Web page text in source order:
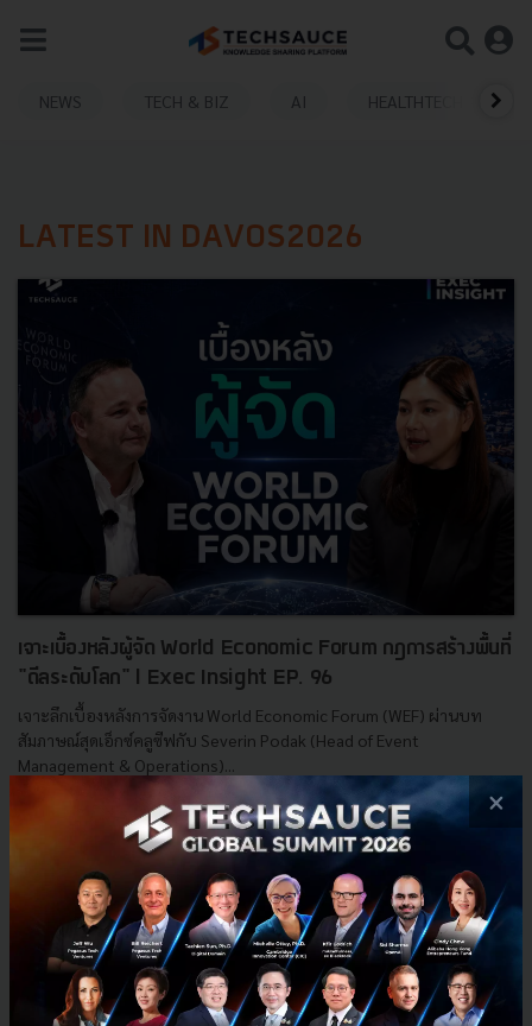
NEWS TECH & BIZ AI HEALTHTECH
LATEST IN DAVOS2026
เจาะเบื้องหลังผู้จัด World Economic Forum กฎการสร้างพื้นที่
"ดีลระดับโลก" l Exec Insight EP. 96
เจาะลึกเบื้องหลังการจัดงาน World Economic Forum (WEF) ผ่านบท
สัมภาษณ์สุดเอ็กซ์คลูซีฟกับ Severin Podak (Head of Event
Management & Operations)...
| ByTechsauce Team
Exec Insight WEF2026 Techsauce ExecInsight
×